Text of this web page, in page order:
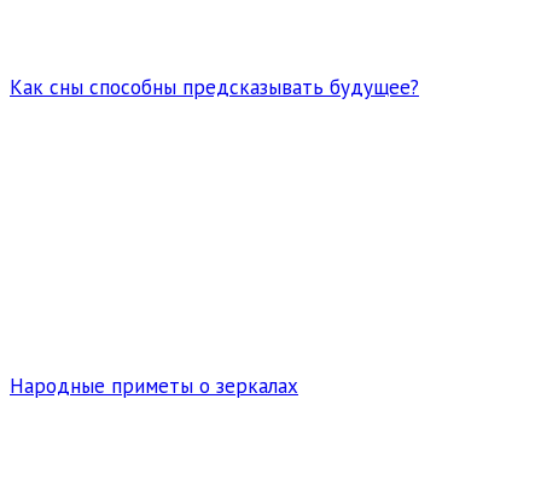
Как сны способны предсказывать будущее?
Народные приметы о зеркалах